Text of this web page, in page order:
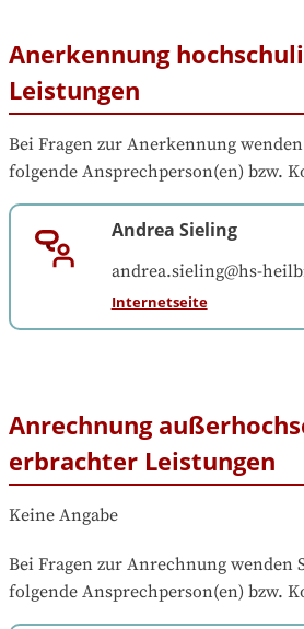
Anerkennung
Leistungen
Bei Fragen zur Anerkennung
folgende Ansprechperson(en) bzw.
Andrea Sieling
andrea.sieling@hs-
Internetseite
Anrechnung
erbrachter Leistungen
Keine Angabe
Bei Fragen zur Anrechnung wenden
folgende Ansprechperson(en) bzw.